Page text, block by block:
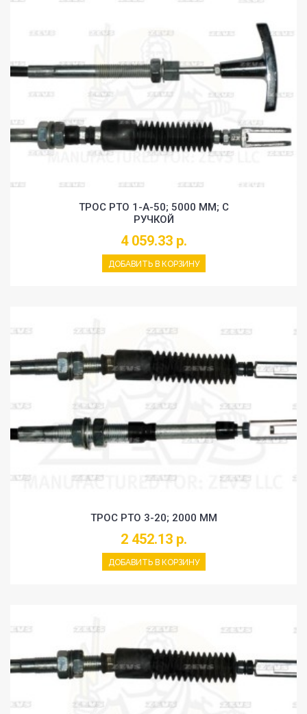
ТРОС PTO 1-A-50; 5000 MM; С
РУЧКОЙ
4 059.33 р.
ДОБАВИТЬ В КОРЗИНУ
ТРОС PTO 3-20; 2000 MM
2 452.13 р.
ДОБАВИТЬ В КОРЗИНУ